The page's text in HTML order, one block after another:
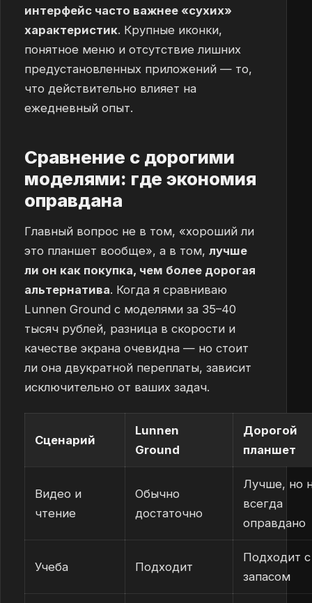
интерфейс часто важнее «сухих»
характеристик. Крупные иконки,
понятное меню и отсутствие лишних
предустановленных приложений — то,
что действительно влияет на
ежедневный опыт.
Сравнение с дорогими
моделями: где экономия
оправдана
Главный вопрос не в том, «хороший ли
это планшет вообще», а в том, лучше
ли он как покупка, чем более дорогая
альтернатива. Когда я сравниваю
Lunnen Ground с моделями за 35–40
тысяч рублей, разница в скорости и
качестве экрана очевидна — но стоит
ли она двукратной переплаты, зависит
исключительно от ваших задач.
Сценарий
Lunnen
Ground
Дорогой
планшет
Видео и
чтение
Обычно
достаточно
Лучше, но
всегда
оправдано
Учеба Подходит
Подходит с
запасом